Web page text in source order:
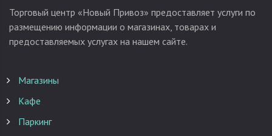
Торговый центр «Новый Привоз» предоставляет услуги по
размещению информации о магазинах, товарах и
предоставляемых услугах на нашем сайте.
Магазины
Кафе
Паркинг